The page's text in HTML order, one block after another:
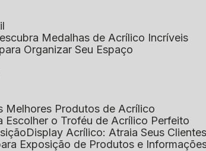
Descubra Medalhas de Acrílico Incríveis
Organizar Seu Espaço
Melhores Produtos de Acrílico
Escolher o Troféu de Acrílico Perfeito
Display Acrílico: Atraia Seus Clientes
Exposição de Produtos e